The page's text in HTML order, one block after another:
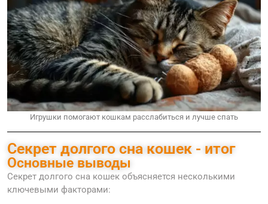
Игрушки помогают кошкам расслабиться и лучше спать
Секрет долгого сна кошек - итог
Основные выводы
Секрет долгого сна кошек объясняется несколькими
ключевыми факторами: